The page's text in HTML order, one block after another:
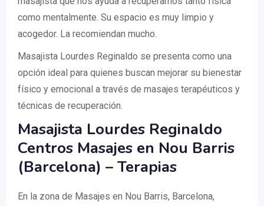
como mentalmente. Su espacio es muy limpio y
acogedor. La recomiendan mucho.
Masajista Lourdes Reginaldo se presenta como una
opción ideal para quienes buscan mejorar su bienestar
físico y emocional a través de masajes terapéuticos y
técnicas de recuperación.
Masajista Lourdes Reginaldo
Centros Masajes en Nou Barris
(Barcelona) – Terapias
En la zona de Masajes en Nou Barris, Barcelona,